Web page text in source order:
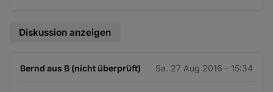
Diskussion anzeigen
Bernd aus B (nicht überprüft) Sa. 27 Aug 2016 - 15:34